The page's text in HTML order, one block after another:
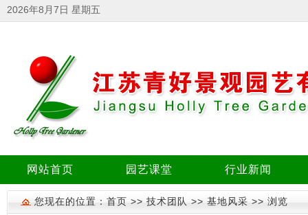
2026年8月7日 星期五
网站首页 园艺课堂 行业新闻
您现在的位置：首页 >> 技术团队 >> 基地风采 >> 浏览